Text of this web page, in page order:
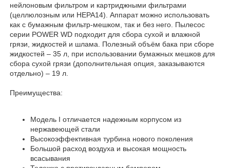
нейлоновым фильтром и картриджными фильтрами
(целлюлозным или HEPA14). Аппарат можно использовать
как с бумажным фильтр-мешком, так и без него. Пылесос
серии POWER WD подходит для сбора сухой и влажной
грязи, жидкостей и шлама. Полезный объём бака при сборе
жидкостей – 35 л, при использовании бумажных мешков для
сбора сухой грязи (дополнительная опция, заказываются
отдельно) – 19 л.
Преимущества:
Модель I отличается надежным корпусом из
нержавеющей стали
Высокоэффективная турбина нового поколения
Большой расход воздуха и высокая мощность
всасывания